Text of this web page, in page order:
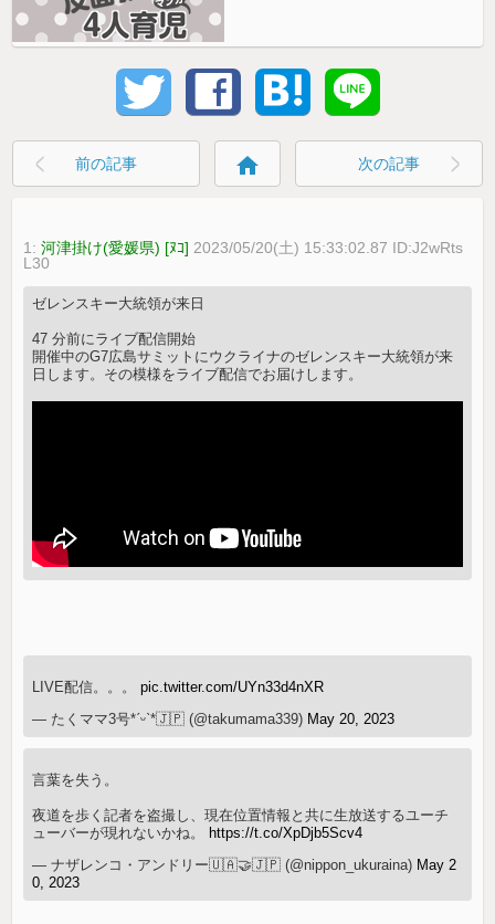
前の記事 home 次の記事
1:河津掛け(愛媛県) [ﾇｺ] 2023/05/20(土) 15:33:02.87 ID:J2wRts
L30
ゼレンスキー大統領が来日
47 分前にライブ配信開始
開催中のG7広島サミットにウクライナのゼレンスキー大統領が来
日します。その模様をライブ配信でお届けします。
LIVE配信。。。pic.twitter.com/UYn33d4nXR
— たくママ3号*ˊᵕˋ*🇯🇵 (@takumama339) May 20, 2023
言葉を失う。
夜道を歩く記者を盗撮し、現在位置情報と共に生放送するユーチ
ューバーが現れないかね。
https://t.co/XpDjb5Scv4
— ナザレンコ・アンドリー🇺🇦🤝🇯🇵 (@nippon_ukuraina) May 2
0, 2023